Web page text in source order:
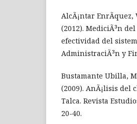
AlcÃ¡ntar EnrÃ­quez,
(2012). MediciÃ³n
efectividad del
AdministraciÃ³n y
Bustamante Ubilla,
(2009). AnÃ¡lisis del
Talca. Revista
20-40.